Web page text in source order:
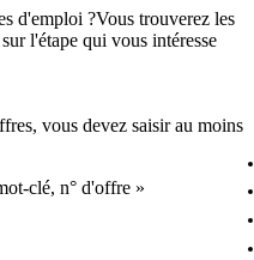
d'emploi ?Vous trouverez les
l'étape qui vous intéresse
vous devez saisir au moins
clé, n° d'offre »